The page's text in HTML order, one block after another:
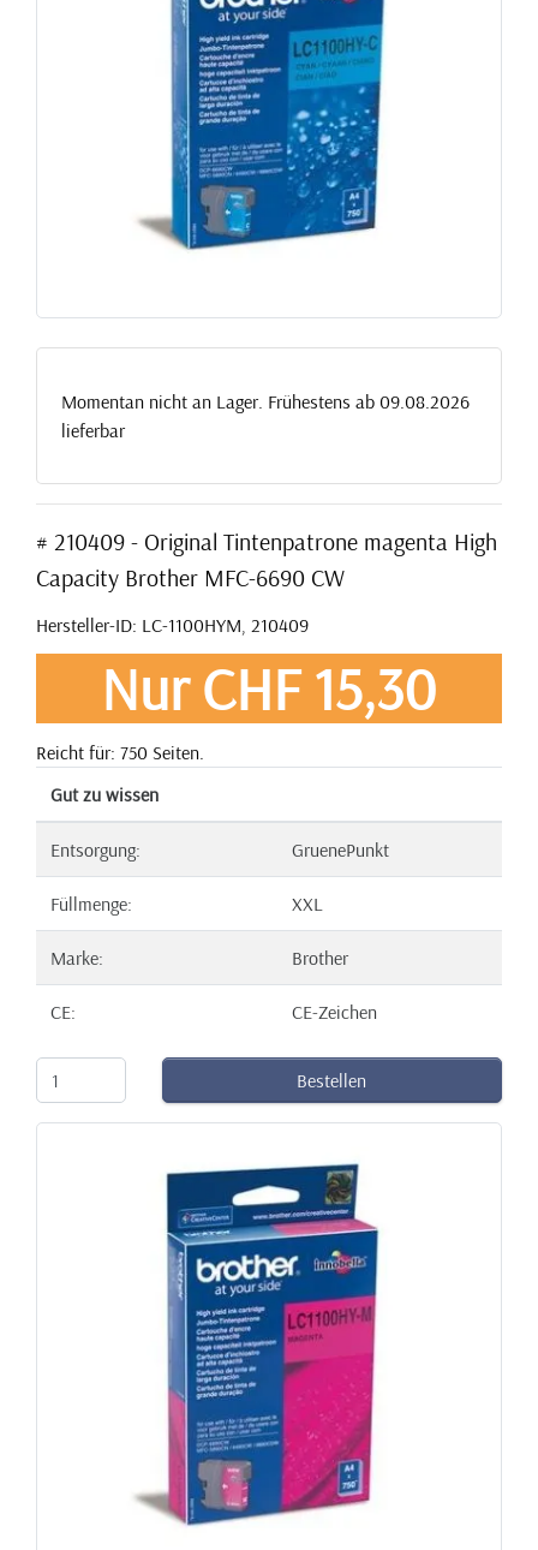
Momentan nicht an Lager. Frühestens ab 09.08.2026
lieferbar
# 210409 - Original Tintenpatrone magenta High
Capacity Brother MFC-6690 CW
Hersteller-ID: LC-1100HYM, 210409
Nur CHF 15,30
Reicht für: 750 Seiten.
Gut zu wissen
Entsorgung: GruenePunkt
Füllmenge: XXL
Marke: Brother
CE: CE-Zeichen
Bestellen